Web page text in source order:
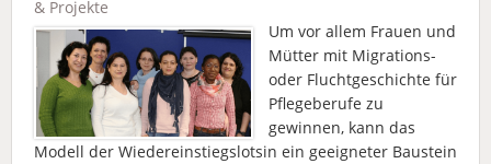
& Projekte
Um vor allem Frauen und
Mütter mit Migrations-
oder Fluchtgeschichte für
Pflegeberufe zu
gewinnen, kann das
Modell der Wiedereinstiegslotsin ein geeigneter Baustein